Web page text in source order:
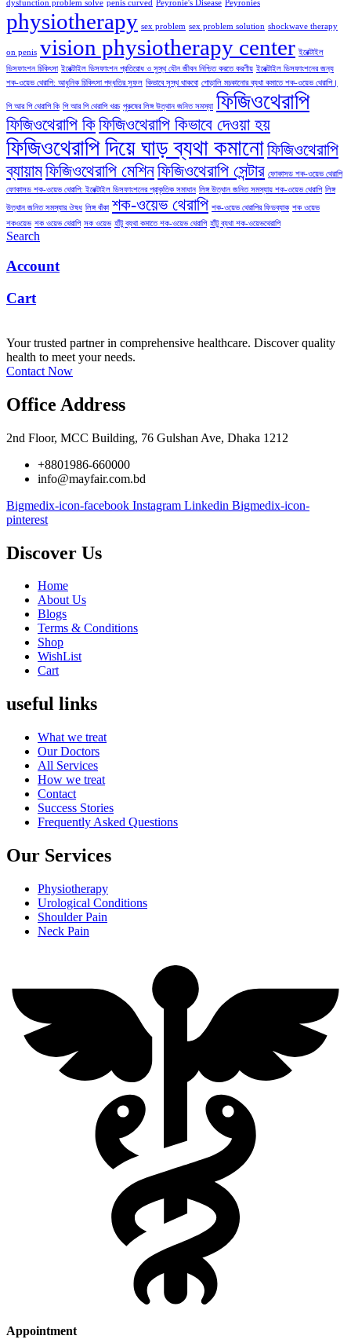
dysfunction problem solve penis curved Peyronie's Disease Peyronies
physiotherapy sex problem sex problem solution shockwave therapy
on penis vision physiotherapy center ইরেক্টাইল
ডিসফাংশন চিকিৎসা ইরেক্টাইল ডিসফাংশন প্রতিরোধ ও সুস্থ যৌন জীবন নিশ্চিত করতে করণীয় ইরেক্টাইল ডিসফাংশনের জন্য
শক-ওয়েভ থেরাপি: আধুনিক চিকিৎসা পদ্ধতির সুফল কিভাবে সুস্থ থাকবো গোড়ালি মচকানোর ব্যথা কমাতে শক-ওয়েভ থেরাপি।
পি আর পি থেরাপি কি পি আর পি থেরাপি খরচ পুরুষের লিঙ্গ উত্থান জনিত সমস্যা ফিজিওথেরাপি
ফিজিওথেরাপি কিফিজিওথেরাপি কিভাবে দেওয়া হয়
ফিজিওথেরাপি দিয়ে ঘাড় ব্যথা কমানোফিজিওথেরাপি
ব্যায়ামফিজিওথেরাপি মেশিনফিজিওথেরাপি সেন্টার ফোকাসড শক-ওয়েভ থেরাপি
ফোকাসড শক-ওয়েভ থেরাপি: ইরেক্টাইল ডিসফাংশনের প্রাকৃতিক সমাধান লিঙ্গ উত্থান জনিত সমস্যায় শক-ওয়েভ থেরাপি লিঙ্গ
উত্থান জনিত সমস্যার ঔষধ লিঙ্গ বাঁকা শক-ওয়েভ থেরাপি শক-ওয়েভ থেরাপির ফিডব্যাক শক ওয়েভ
শকওয়েভ শক ওয়েভ থেরাপি সক ওয়েভ হাঁটু ব্যথা কমাতে শক-ওয়েভ থেরাপি হাঁটু ব্যথা শক-ওয়েভথেরাপি
Search
Account
Cart
Your trusted partner in comprehensive healthcare. Discover quality
health to meet your needs.
Contact Now
Office Address
2nd Floor, MCC Building, 76 Gulshan Ave, Dhaka 1212
+8801986-660000
info@mayfair.com.bd
Bigmedix-icon-facebook Instagram Linkedin Bigmedix-icon-
pinterest
Discover Us
Home
About Us
Blogs
Terms & Conditions
Shop
WishList
Cart
useful links
What we treat
Our Doctors
All Services
How we treat
Contact
Success Stories
Frequently Asked Questions
Our Services
Physiotherapy
Urological Conditions
Shoulder Pain
Neck Pain
Appointment